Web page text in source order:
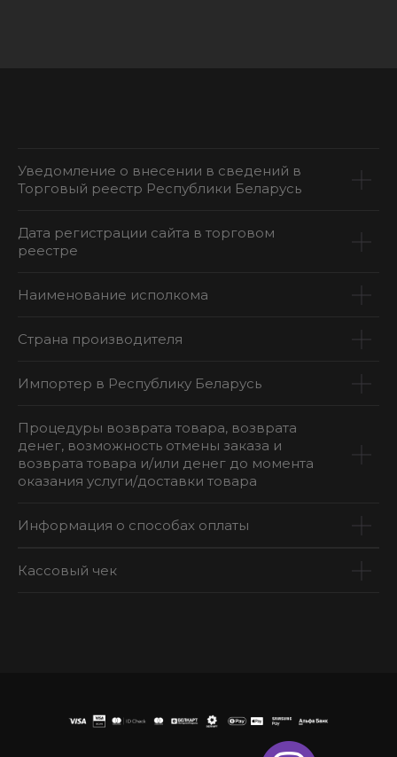
Уведомление о внесении в сведений в
Торговый реестр Республики Беларусь
Дата регистрации сайта в торговом
реестре
Наименование исполкома
Страна производителя
Импортер в Республику Беларусь
Процедуры возврата товара, возврата
денег, возможность отмены заказа и
возврата товара и/или денег до момента
оказания услуги/доставки товара
Информация о способах оплаты
Кассовый чек